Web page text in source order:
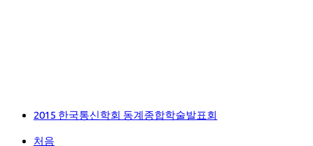
2015 한국통신학회 동계종합학술발표회
처음